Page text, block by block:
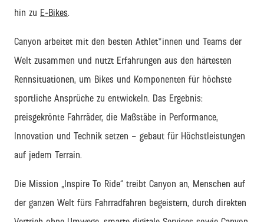
hin zu E-Bikes.
Canyon arbeitet mit den besten Athlet*innen und Teams der
Welt zusammen und nutzt Erfahrungen aus den härtesten
Rennsituationen, um Bikes und Komponenten für höchste
sportliche Ansprüche zu entwickeln. Das Ergebnis:
preisgekrönte Fahrräder, die Maßstäbe in Performance,
Innovation und Technik setzen – gebaut für Höchstleistungen
auf jedem Terrain.
Die Mission „Inspire To Ride“ treibt Canyon an, Menschen auf
der ganzen Welt fürs Fahrradfahren begeistern, durch direkten